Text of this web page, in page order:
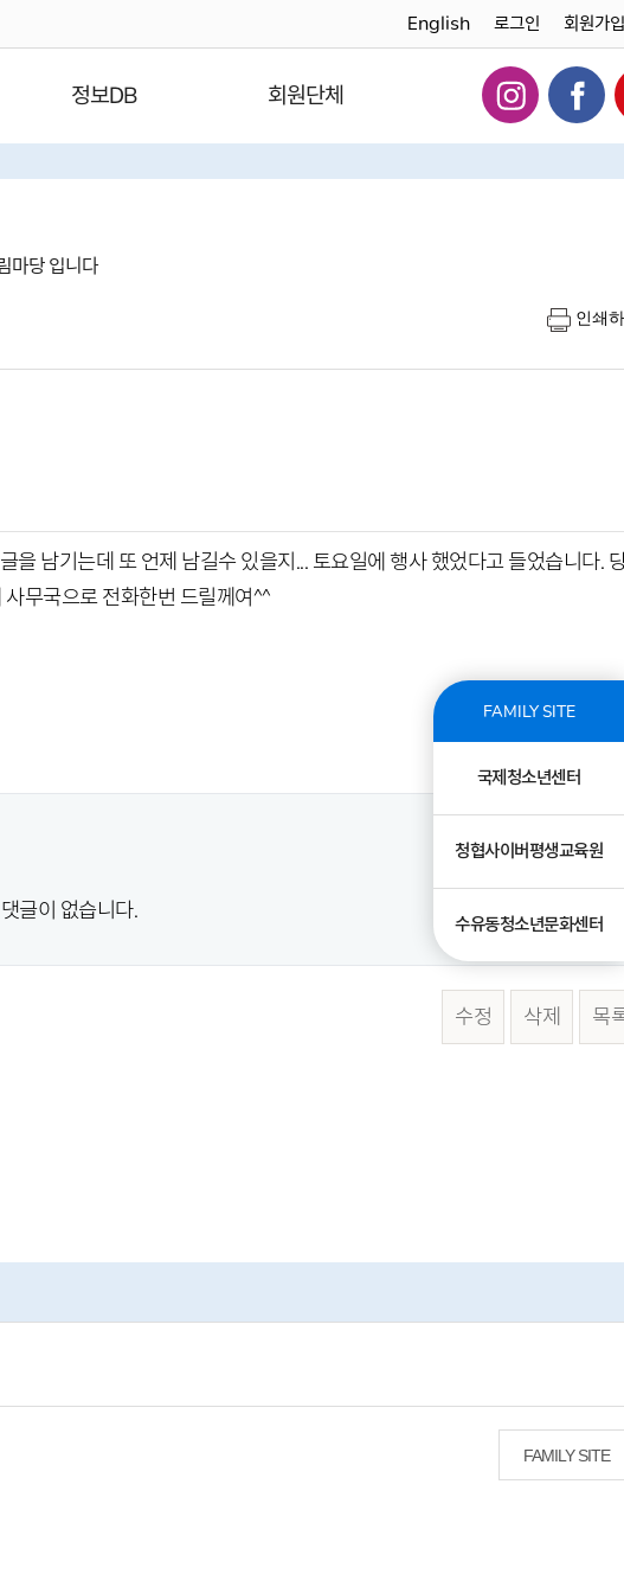
English 로그인 회원가입
정보DB 회원단체
FAMILY SITE
국제청소년센터
청협사이버평생교육원
수유동청소년문화센터
마당 입니다
인쇄
을 남기는데 또 언제 남길수 있을지... 토요일에 행사 했었다고 들었습니다.
무국으로 전화한번 드릴께여^^
글이 없습니다.
수정 삭제 목
FAMILY SITE